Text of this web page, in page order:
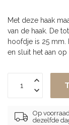
Met deze haak
van de haak. De
hoofdje is 25
en sluit het aan op
Op
dezelfde